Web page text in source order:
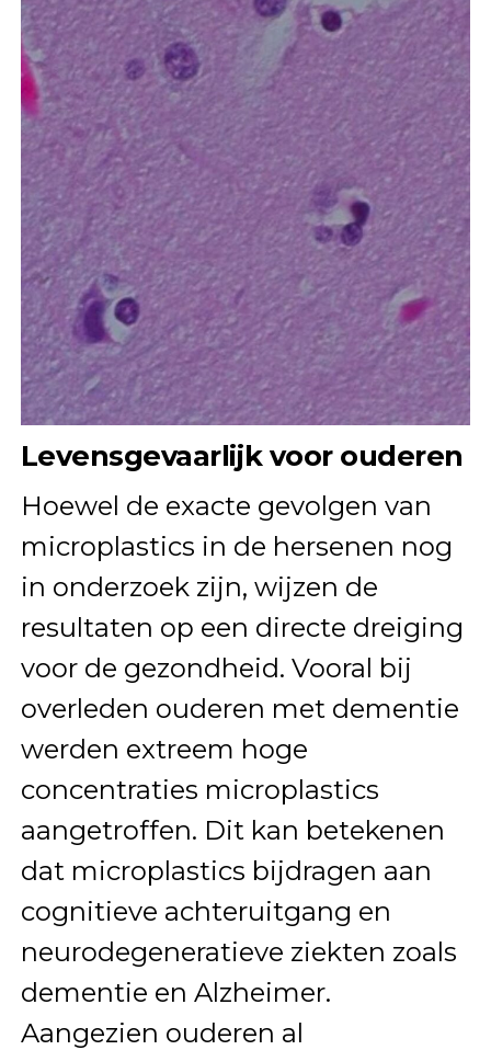
Levensgevaarlijk voor ouderen
Hoewel de exacte gevolgen van
microplastics in de hersenen nog
in onderzoek zijn, wijzen de
resultaten op een directe dreiging
voor de gezondheid. Vooral bij
overleden ouderen met dementie
werden extreem hoge
concentraties microplastics
aangetroffen. Dit kan betekenen
dat microplastics bijdragen aan
cognitieve achteruitgang en
neurodegeneratieve ziekten zoals
dementie en Alzheimer.
Aangezien ouderen al